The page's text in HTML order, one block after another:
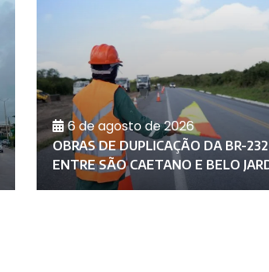
6 de agosto de 2026
OBRAS DE DUPLICAÇÃO DA BR-
ENTRE SÃO CAETANO E BELO